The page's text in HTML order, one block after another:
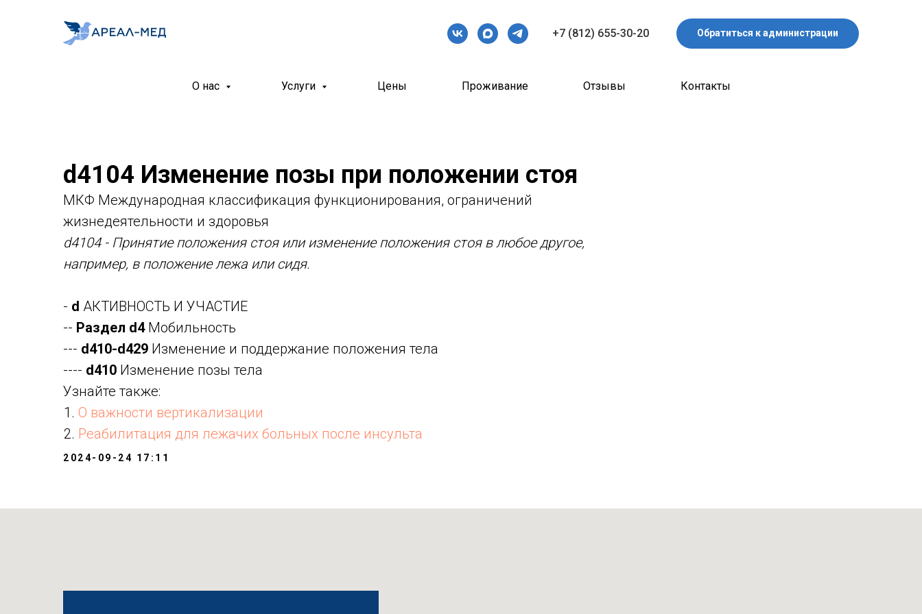
+7 (812) 655-30-20 Обратиться к администрации
О нас Услуги Цены Проживание Отзывы Контакты
d4104 Изменение позы при положении стоя
МКФ Международная классификация функционирования, ограничений
жизнедеятельности и здоровья
d4104 - Принятие положения стоя или изменение положения стоя в любое другое,
например, в положение лежа или сидя.
- d АКТИВНОСТЬ И УЧАСТИЕ
-- Раздел d4Мобильность
--- d410-d429 Изменение и поддержание положения тела
---- d410 Изменение позы тела
Узнайте также:
О важности вертикализации
Реабилитация для лежачих больных после инсульта
2024-09-24 17:11